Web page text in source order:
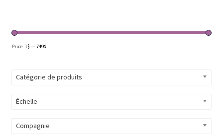
Price: 1$ —749$
Catégorie de produits
Échelle
Compagnie